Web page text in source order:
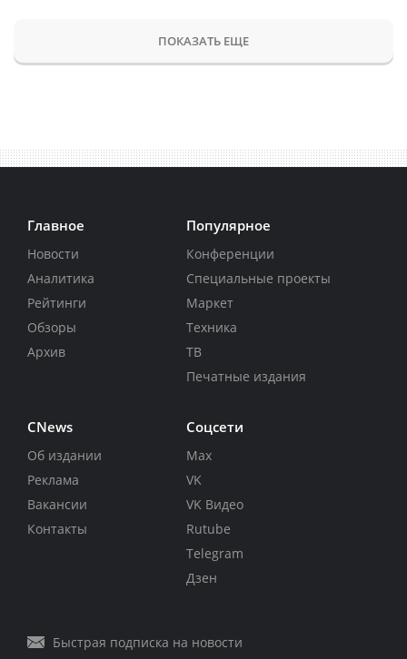
ПОКАЗАТЬ ЕЩЕ
Главное
Новости
Аналитика
Рейтинги
Обзоры
Архив
Популярное
Конференции
Специальные проекты
Маркет
Техника
ТВ
Печатные издания
CNews
Об издании
Реклама
Вакансии
Контакты
Соцсети
Max
VK
VK Видео
Rutube
Telegram
Дзен
Быстрая подписка на новости